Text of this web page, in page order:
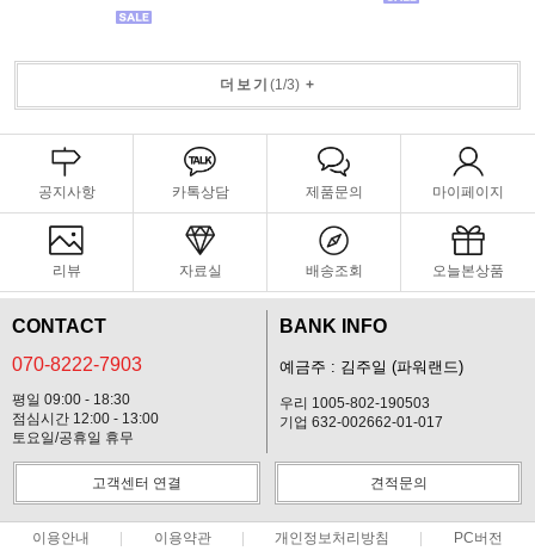
더보기 (1/3)+
공지사항 카톡상담 제품문의 마이페이지
리뷰 자료실 배송조회 오늘본상품
CONTACT
070-8222-7903
평일 09:00 - 18:30
점심시간 12:00 - 13:00
토요일/공휴일 휴무
BANK INFO
예금주 : 김주일 (파워랜드)
우리 1005-802-190503
기업 632-002662-01-017
고객센터 연결 견적문의
이용안내 이용약관 개인정보처리방침 PC버전